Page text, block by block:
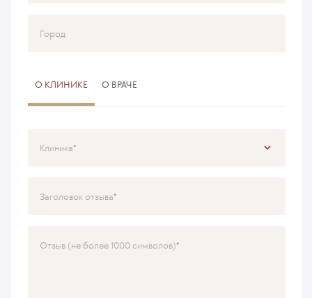
Город
О КЛИНИКЕ О ВРАЧЕ
Клиника
Специализация
Заголовок отзыва
Отзыв (не более 1000 символов)